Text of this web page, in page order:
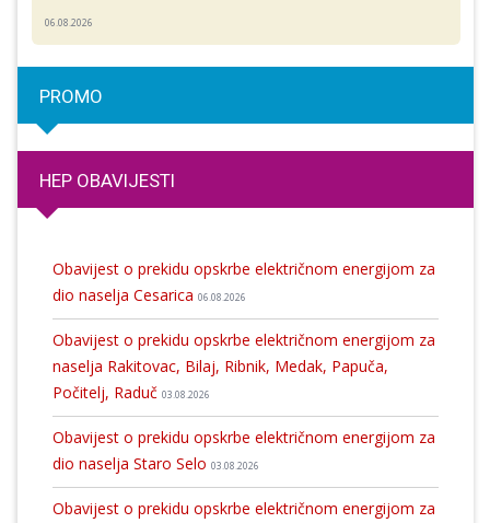
06.08.2026
PROMO
HEP OBAVIJESTI
Obavijest o prekidu opskrbe električnom energijom za
dio naselja Cesarica 06.08.2026
Obavijest o prekidu opskrbe električnom energijom za
naselja Rakitovac, Bilaj, Ribnik, Medak, Papuča,
Počitelj, Raduč 03.08.2026
Obavijest o prekidu opskrbe električnom energijom za
dio naselja Staro Selo 03.08.2026
Obavijest o prekidu opskrbe električnom energijom za